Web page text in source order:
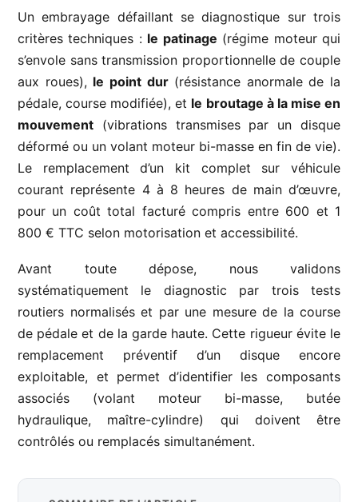
Un embrayage défaillant se diagnostique sur trois
critères techniques : le patinage (régime moteur qui
s’envole sans transmission proportionnelle de couple
aux roues), le point dur(résistance anormale de la
pédale, course modifiée), et le broutage à la mise en
mouvement (vibrations transmises par un disque
déformé ou un volant moteur bi-masse en fin de vie).
Le remplacement d’un kit complet sur véhicule
courant représente 4 à 8 heures de main d’œuvre,
pour un coût total facturé compris entre 600 et 1
800 € TTC selon motorisation et accessibilité.
Avant toute dépose, nous validons
systématiquement le diagnostic par trois tests
routiers normalisés et par une mesure de la course
de pédale et de la garde haute. Cette rigueur évite le
remplacement préventif d’un disque encore
exploitable, et permet d’identifier les composants
associés (volant moteur bi-masse, butée
hydraulique, maître-cylindre) qui doivent être
contrôlés ou remplacés simultanément.